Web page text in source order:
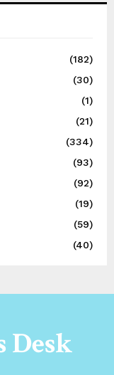
(182)
(30)
(1)
(21)
(334)
(93)
(92)
(19)
(59)
(40)
Desk